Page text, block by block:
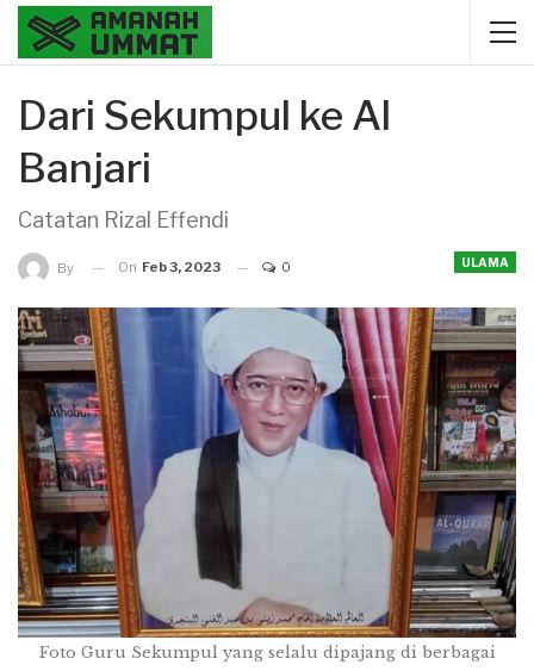
Dari Sekumpul ke Al
Banjari
Catatan Rizal Effendi
ULAMA
By On Feb 3, 2023 0
Foto Guru Sekumpul yang selalu dipajang di berbagai